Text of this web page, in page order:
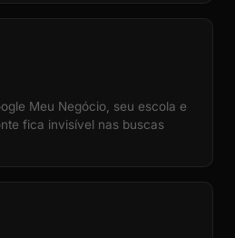
Meu Negócio, seu escola e
fica invisível nas buscas